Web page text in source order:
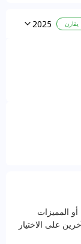
يقارن 2025
أو المميزات
على الاختيار